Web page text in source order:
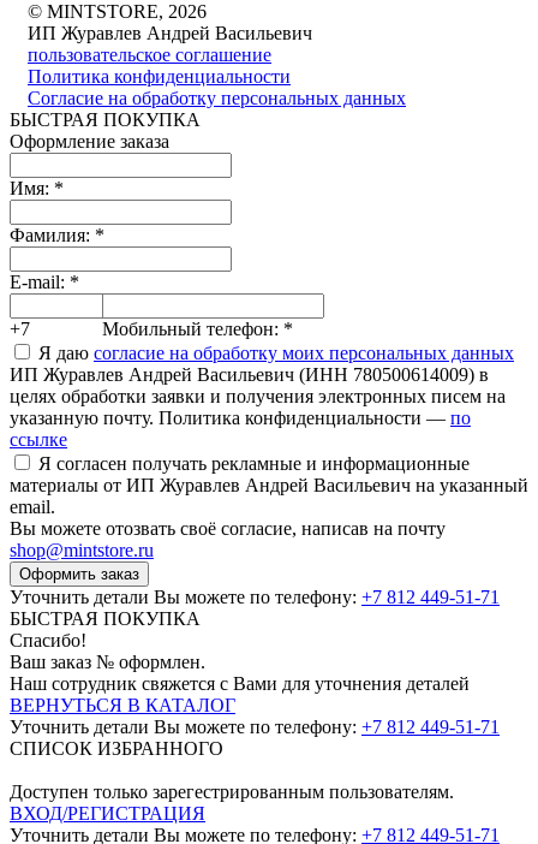
© MINTSTORE, 2026
ИП Журавлев Андрей Васильевич
пользовательское соглашение
Политика конфиденциальности
Согласие на обработку персональных данных
БЫСТРАЯ ПОКУПКА
Оформление заказа
Имя: *
Фамилия: *
E-mail: *
+7 Мобильный телефон: *
Я даю согласие на обработку моих персональных данных
ИП Журавлев Андрей Васильевич (ИНН 780500614009) в
целях обработки заявки и получения электронных писем на
указанную почту. Политика конфиденциальности — по
ссылке
Я согласен получать рекламные и информационные
материалы от ИП Журавлев Андрей Васильевич на указанный
email.
Вы можете отозвать своё согласие, написав на почту
shop@mintstore.ru
Оформить заказ
Уточнить детали Вы можете по телефону: +7 812 449-51-71
БЫСТРАЯ ПОКУПКА
Спасибо!
Ваш заказ № оформлен.
Наш сотрудник свяжется с Вами для уточнения деталей
ВЕРНУТЬСЯ В КАТАЛОГ
Уточнить детали Вы можете по телефону: +7 812 449-51-71
СПИСОК ИЗБРАННОГО
Доступен только зарегестрированным пользователям.
ВХОД/РЕГИСТРАЦИЯ
Уточнить детали Вы можете по телефону: +7 812 449-51-71